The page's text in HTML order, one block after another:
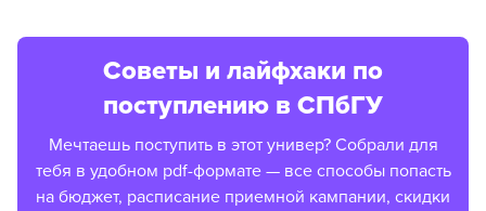
Советы и лайфхаки по
поступлению в СПбГУ
Мечтаешь поступить в этот универ? Собрали для
тебя в удобном pdf-формате — все способы попасть
на бюджет, расписание приемной кампании, скидки